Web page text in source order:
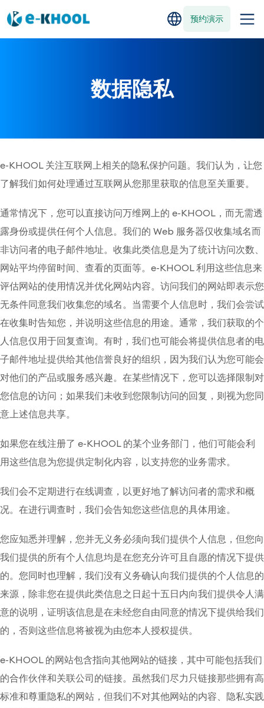
预约演示
数据隐私
e-KHOOL 关注互联网上相关的隐私保护问题。我们认为，让您
了解我们如何处理通过互联网从您那里获取的信息至关重要。
通常情况下，您可以直接访问万维网上的 e-KHOOL，而无需透
露身份或提供任何个人信息。我们的 Web 服务器仅收集域名而
非访问者的电子邮件地址。收集此类信息是为了统计访问次数、
网站平均停留时间、查看的页面等。e-KHOOL 利用这些信息来
评估网站的使用情况并优化网站内容。访问我们的网站即表示您
无条件同意我们收集您的域名。当需要个人信息时，我们会尝试
在收集时告知您，并说明这些信息的用途。通常，我们获取的个
人信息仅用于回复查询。有时，我们也可能会将提供信息者的电
子邮件地址提供给其他信誉良好的组织，因为我们认为您可能会
对他们的产品或服务感兴趣。在某些情况下，您可以选择限制对
您信息的访问；如果我们未收到您限制访问的回复，则视为您同
意上述信息共享。
如果您在线注册了 e-KHOOL 的某个业务部门，他们可能会利
用这些信息为您提供定制化内容，以支持您的业务需求。
我们会不定期进行在线调查，以更好地了解访问者的需求和概
况。在进行调查时，我们会告知您这些信息的具体用途。
您应知悉并理解，您并无义务必须向我们提供个人信息，但您向
我们提供的所有个人信息均是在您充分许可且自愿的情况下提供
的。您同时也理解，我们没有义务确认向我们提供的个人信息的
来源，除非您在提供此类信息之日起十五日内向我们提供令人满
意的说明，证明该信息是在未经您自由同意的情况下提供给我们
的，否则这些信息将被视为由您本人授权提供。
e-KHOOL 的网站包含指向其他网站的链接，其中可能包括我们
的合作伙伴和关联公司的链接。虽然我们尽力只链接那些拥有高
标准和尊重隐私的网站，但我们不对其他网站的内容、隐私实践